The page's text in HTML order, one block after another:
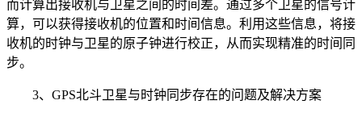
而计算出接收机与卫星之间的时间差。通过多个卫星的信号计
算，可以获得接收机的位置和时间信息。利用这些信息，将接
收机的时钟与卫星的原子钟进行校正，从而实现精准的时间同
步。
3、GPS北斗卫星与时钟同步存在的问题及解决方案